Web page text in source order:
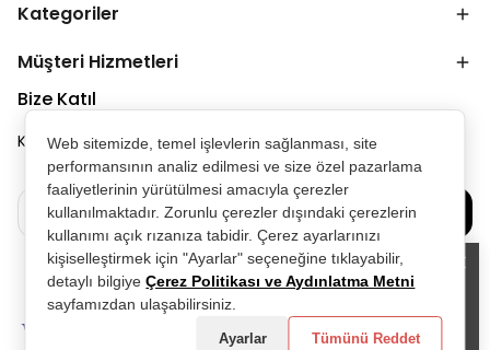
Web sitemizde, temel işlevlerin sağlanması, site
performansının analiz edilmesi ve size özel pazarlama
faaliyetlerinin yürütülmesi amacıyla çerezler
kullanılmaktadır. Zorunlu çerezler dışındaki çerezlerin
kullanımı açık rızanıza tabidir. Çerez ayarlarınızı
kişiselleştirmek için "Ayarlar" seçeneğine tıklayabilir,
detaylı bilgiyeÇerez Politikası ve Aydınlatma Metni
sayfamızdan ulaşabilirsiniz.
Ayarlar Tümünü Reddet
Alışveriş deneyiminizi iyileştirmek için
yasal düzenlemelere uygun çerezler
(cookies) kullanıyoruz. Detaylı bilgiye
Kategoriler
Müşteri Hizmetleri
Bize Katıl
Kampanya ve duyurulardan ilk senin haberin olsun.
Bize Katılın